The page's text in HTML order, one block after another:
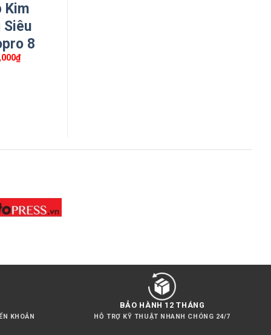
Kim
Siêu
8
₫Giá
hiện
KHOẢN
BẢO HÀNH 12 THÁNG
HỖ TRỢ KỸ THUẬT NHANH CHÓNG 24/7